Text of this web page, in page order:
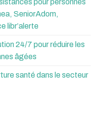
pour personnes
SeniorAdom,
libr’alerte
24/7 pour réduire les
âgées
santé dans le secteur